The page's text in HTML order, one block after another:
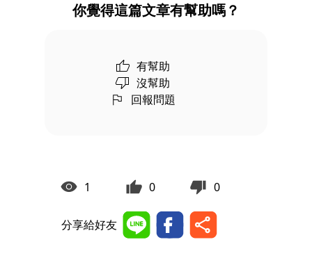
你覺得這篇文章有幫助嗎？
有幫助
沒幫助
回報問題
1 0 0
分享給好友